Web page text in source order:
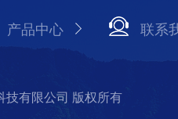
产品中心 联系
技有限公司 版权所有